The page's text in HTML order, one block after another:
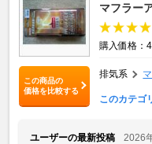
この商品の
価格を比較する
マフラー
購入価格：
排気系
このカテゴ
ユーザーの最新投稿
2026